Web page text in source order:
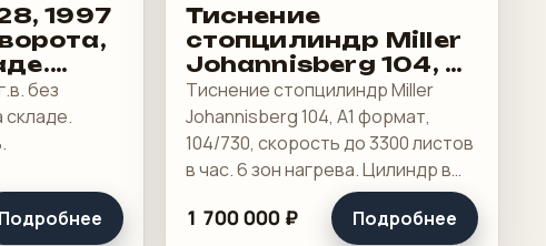
1997
есть
без
складе.
Подробнее
Тиснение
стопцилиндр Miller
Johannisberg 104, А1
формат
Тиснение стопцилиндр Miller
Johannisberg 104, А1 формат,
104/730, скорость до 3300 листов
в час. 6 зон нагрева. Цилиндр в
отличном состоянии.
1 700 000 ₽ Подробнее